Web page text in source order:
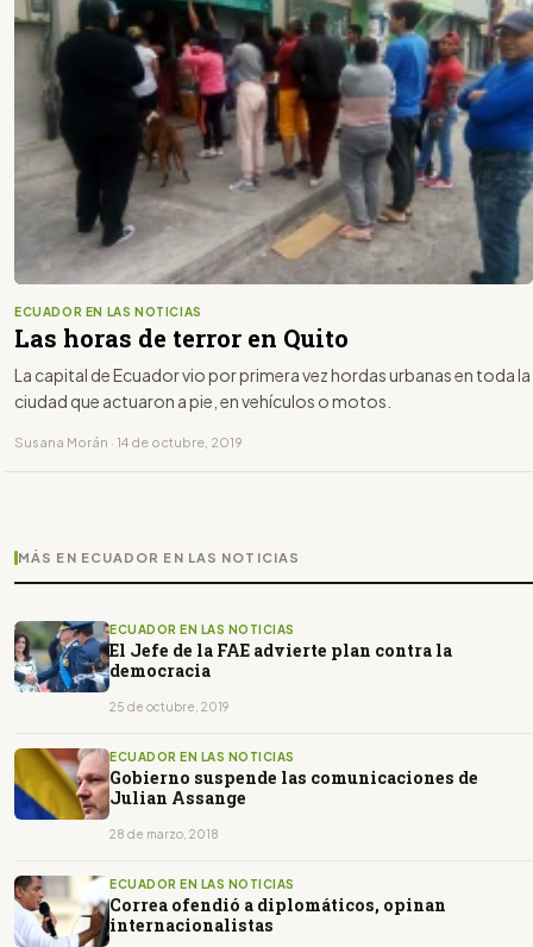
ECUADOR EN LAS NOTICIAS
Las horas de terror en Quito
La capital de Ecuador vio por primera vez hordas urbanas en toda la
ciudad que actuaron a pie, en vehículos o motos.
Susana Morán · 14 de octubre, 2019
MÁS EN ECUADOR EN LAS NOTICIAS
ECUADOR EN LAS NOTICIAS
El Jefe de la FAE advierte plan contra la
democracia
25 de octubre, 2019
ECUADOR EN LAS NOTICIAS
Gobierno suspende las comunicaciones de
Julian Assange
28 de marzo, 2018
ECUADOR EN LAS NOTICIAS
Correa ofendió a diplomáticos, opinan
internacionalistas